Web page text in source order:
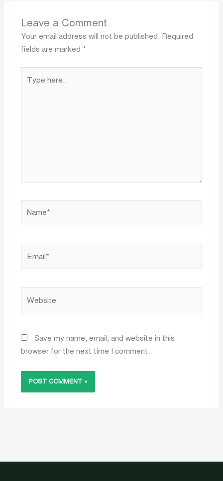
Leave a Comment
Your email address will not be published. Required
fields are marked *
here..
Save my name, email, and website in this
browser for the next time I comment.